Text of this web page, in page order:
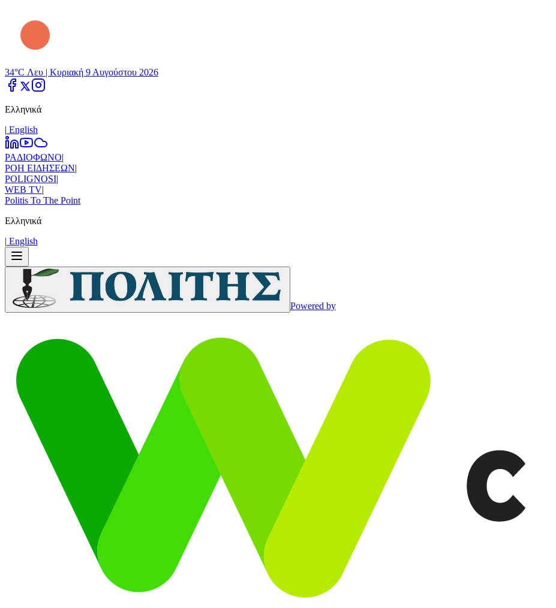
34°C Λευ | Κυριακή 9 Αυγούστου 2026
Ελληνικά
| Εnglish
ΡΑΔΙΟΦΩΝΟ|
ΡΟΗ ΕΙΔΗΣΕΩΝ|
POLIGNOSI|
WEB TV|
Politis To The Point
Ελληνικά
| Εnglish
Powered by